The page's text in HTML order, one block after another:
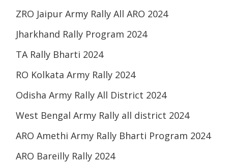
ZRO Jaipur Army Rally All ARO 2024
Jharkhand Rally Program 2024
TA Rally Bharti 2024
RO Kolkata Army Rally 2024
Odisha Army Rally All District 2024
West Bengal Army Rally all district 2024
ARO Amethi Army Rally Bharti Program 2024
ARO Bareilly Rally 2024